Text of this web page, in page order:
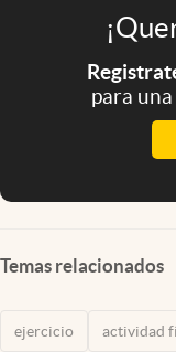
para
Temas relacionados
ejercicio actividad